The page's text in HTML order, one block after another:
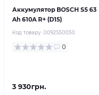
Аккумулятор BOSCH S5 63
Ah 610A R+ (D15)
Код товару: 0092S50050
0
3 930грн.